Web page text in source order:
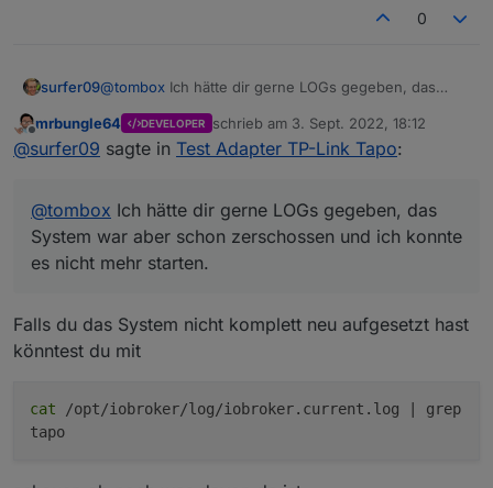
0
surfer09@tombox Ich hätte dir gerne LOGs gegeben, das
es nicht mehr starten.
Was ich sicher sagen kann: Es war eine Steckdose
Bemerkt hatte ich das Problem auch erst, als ich
gesehen hatte, dass sich die Steckdosen nicht
einschalteten.
Ich wollte dann zum Testen manuell den Datenpunkt
einschaltet, das funktionierte aber auch nicht mehr. Er
hatte dann auch einen Fehler, aber den Wortlaut kann
ich dir leider auch nicht sagen. Es war aber nicht der
Offline
mrbungle64 DEVELOPER schrieb am 3. Sept. 2022, 18:12
zuletzt editiert von
@surfer09 sagte in Test Adapter TP-Link Tapo:
@tombox Ich hätte dir gerne LOGs gegeben, das
System war aber schon zerschossen und ich konnte
es nicht mehr starten.
Falls du das System nicht komplett neu aufgesetzt hast
könntest du mit
cat /opt/iobroker/log/iobroker.current.log | grep
tapo